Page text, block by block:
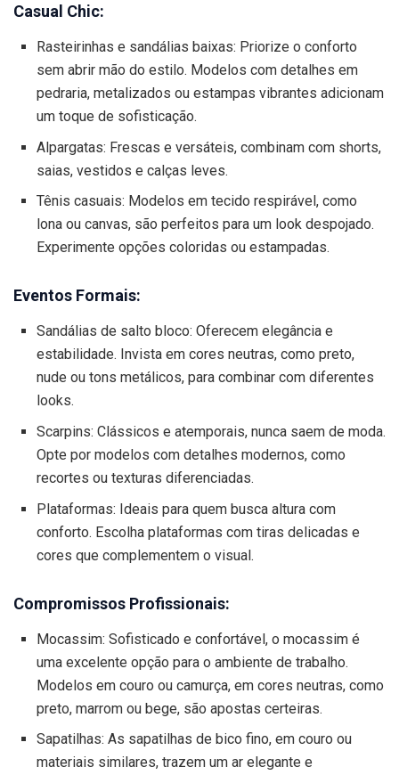
Casual Chic:
Rasteirinhas e sandálias baixas: Priorize o conforto
sem abrir mão do estilo. Modelos com detalhes em
pedraria, metalizados ou estampas vibrantes adicionam
um toque de sofisticação.
Alpargatas: Frescas e versáteis, combinam com shorts,
saias, vestidos e calças leves.
Tênis casuais: Modelos em tecido respirável, como
lona ou canvas, são perfeitos para um look despojado.
Experimente opções coloridas ou estampadas.
Eventos Formais:
Sandálias de salto bloco: Oferecem elegância e
estabilidade. Invista em cores neutras, como preto,
nude ou tons metálicos, para combinar com diferentes
looks.
Scarpins: Clássicos e atemporais, nunca saem de moda.
Opte por modelos com detalhes modernos, como
recortes ou texturas diferenciadas.
Plataformas: Ideais para quem busca altura com
conforto. Escolha plataformas com tiras delicadas e
cores que complementem o visual.
Compromissos Profissionais:
Mocassim: Sofisticado e confortável, o mocassim é
uma excelente opção para o ambiente de trabalho.
Modelos em couro ou camurça, em cores neutras, como
preto, marrom ou bege, são apostas certeiras.
Sapatilhas: As sapatilhas de bico fino, em couro ou
materiais similares, trazem um ar elegante e